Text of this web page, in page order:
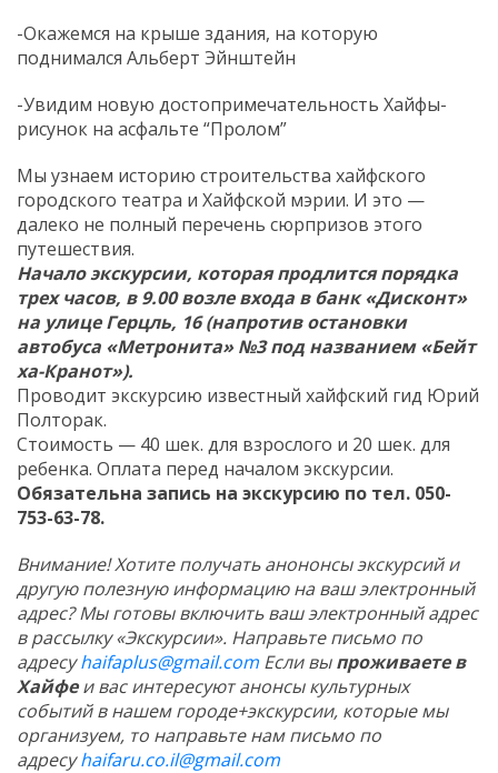
-Окажемся на крыше здания, на которую
поднимался Альберт Эйнштейн
-Увидим новую достопримечательность Хайфы-
рисунок на асфальте “Пролом”
Мы узнаем историю строительства хайфского
городского театра и Хайфской мэрии. И это —
далеко не полный перечень сюрпризов этого
путешествия.
Начало экскурсии, которая продлится порядка
трех часов, в 9.00 возле входа в банк «Дисконт»
на улице Герцль, 16 (напротив остановки
автобуса «Метронита» №3 под названием «Бейт
ха-Кранот»).
Проводит экскурсию известный хайфский гид Юрий
Полторак.
Стоимость — 40 шек. для взрослого и 20 шек. для
ребенка. Оплата перед началом экскурсии.
Обязательна запись на экскурсию по тел. 050-
753-63-78.
Внимание! Хотите получать анононсы экскурсий и
другую полезную информацию на ваш электронный
адрес? Мы готовы включить ваш электронный адрес
в рассылку «Экскурсии». Направьте письмо по
адресуhaifaplus@gmail.com Если выпроживаете в
Хайфеи вас интересуют анонсы культурных
событий в нашем городе+экскурсии, которые мы
организуем, то направьте нам письмо по
адресуhaifaru.co.il@gmail.com